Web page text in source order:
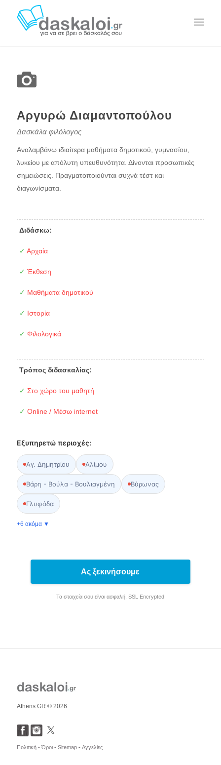
Αργυρώ Διαμαντοπούλου
Δασκάλα φιλόλογος
Αναλαμβάνω ιδιαίτερα μαθήματα δημοτικού, γυμνασίου,
λυκείου με απόλυτη υπευθυνότητα. Δίνονται προσωπικές
σημειώσεις. Πραγματοποιούνται συχνά τέστ και
διαγωνίσματα.
Διδάσκω:
✓ Αρχαία
✓ Έκθεση
✓ Μαθήματα δημοτικού
✓ Ιστορία
✓ Φιλολογικά
Τρόπος διδασκαλίας:
✓ Στο χώρο του μαθητή
✓ Online / Μέσω internet
Εξυπηρετώ περιοχές:
Αγ. Δημητρίου Αλίμου
Βάρη - Βούλα - Βουλιαγμένη Βύρωνας
Γλυφάδα
+6 ακόμα ▼
Ας ξεκινήσουμε
Τα στοιχεία σου είναι ασφαλή. SSL Encrypted
Athens GR © 2026
Πολιτική •Όροι • Sitemap • Αγγελίες